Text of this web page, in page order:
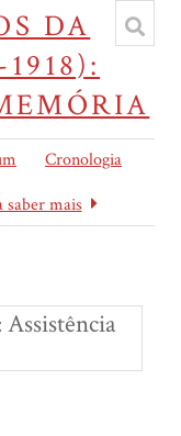
DA
Cronologia
saber mais
Assistência